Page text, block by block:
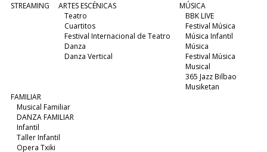
STREAMING
ARTES ESCÉNICAS
Teatro
Cuartitos
Festival Internacional de Teatro
Danza
Danza Vertical
MÚSICA
BBK LIVE
Festival Música
Música Infantil
Música
Festival Música
Musical
365 Jazz Bilbao
Musiketan
FAMILIAR
Musical Familiar
DANZA FAMILIAR
Infantil
Taller Infantil
Opera Txiki